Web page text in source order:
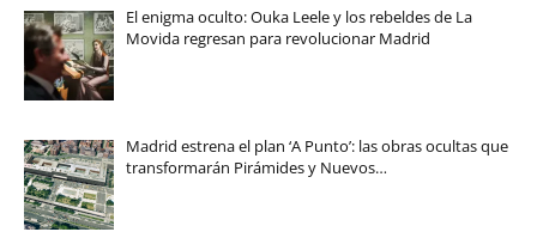
El enigma oculto: Ouka Leele y los rebeldes de La
Movida regresan para revolucionar Madrid
Madrid estrena el plan ‘A Punto’: las obras ocultas que
transformarán Pirámides y Nuevos…